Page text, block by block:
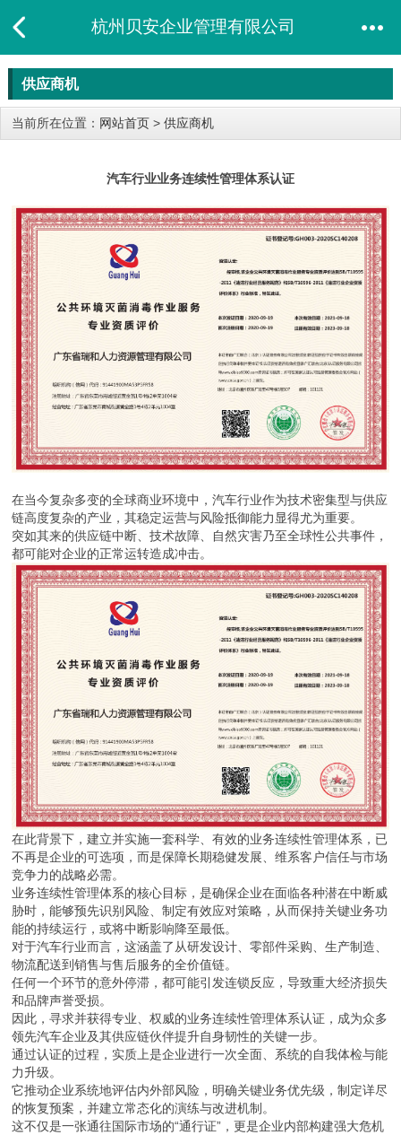
杭州贝安企业管理有限公司
供应商机
当前所在位置： 网站首页 > 供应商机
汽车行业业务连续性管理体系认证
在当今复杂多变的全球商业环境中，汽车行业作为技术密集型与供应
链高度复杂的产业，其稳定运营与风险抵御能力显得尤为重要。
突如其来的供应链中断、技术故障、自然灾害乃至全球性公共事件，
都可能对企业的正常运转造成冲击。
在此背景下，建立并实施一套科学、有效的业务连续性管理体系，已
不再是企业的可选项，而是保障长期稳健发展、维系客户信任与市场
竞争力的战略必需。
业务连续性管理体系的核心目标，是确保企业在面临各种潜在中断威
胁时，能够预先识别风险、制定有效应对策略，从而保持关键业务功
能的持续运行，或将中断影响降至最低。
对于汽车行业而言，这涵盖了从研发设计、零部件采购、生产制造、
物流配送到销售与售后服务的全价值链。
任何一个环节的意外停滞，都可能引发连锁反应，导致重大经济损失
和品牌声誉受损。
因此，寻求并获得专业、权威的业务连续性管理体系认证，成为众多
领先汽车企业及其供应链伙伴提升自身韧性的关键一步。
通过认证的过程，实质上是企业进行一次全面、系统的自我体检与能
力升级。
它推动企业系统地评估内外部风险，明确关键业务优先级，制定详尽
的恢复预案，并建立常态化的演练与改进机制。
这不仅是一张通往国际市场的“通行证”，更是企业内部构建强大危机